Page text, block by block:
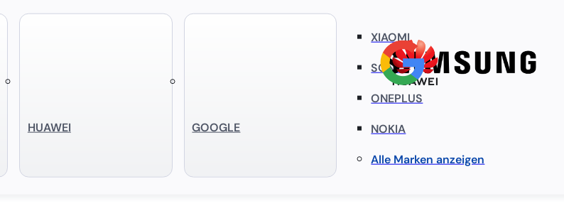
HUAWEI GOOGLE
XIAOMI
SONY
ONEPLUS
NOKIA
Alle Marken anzeigen